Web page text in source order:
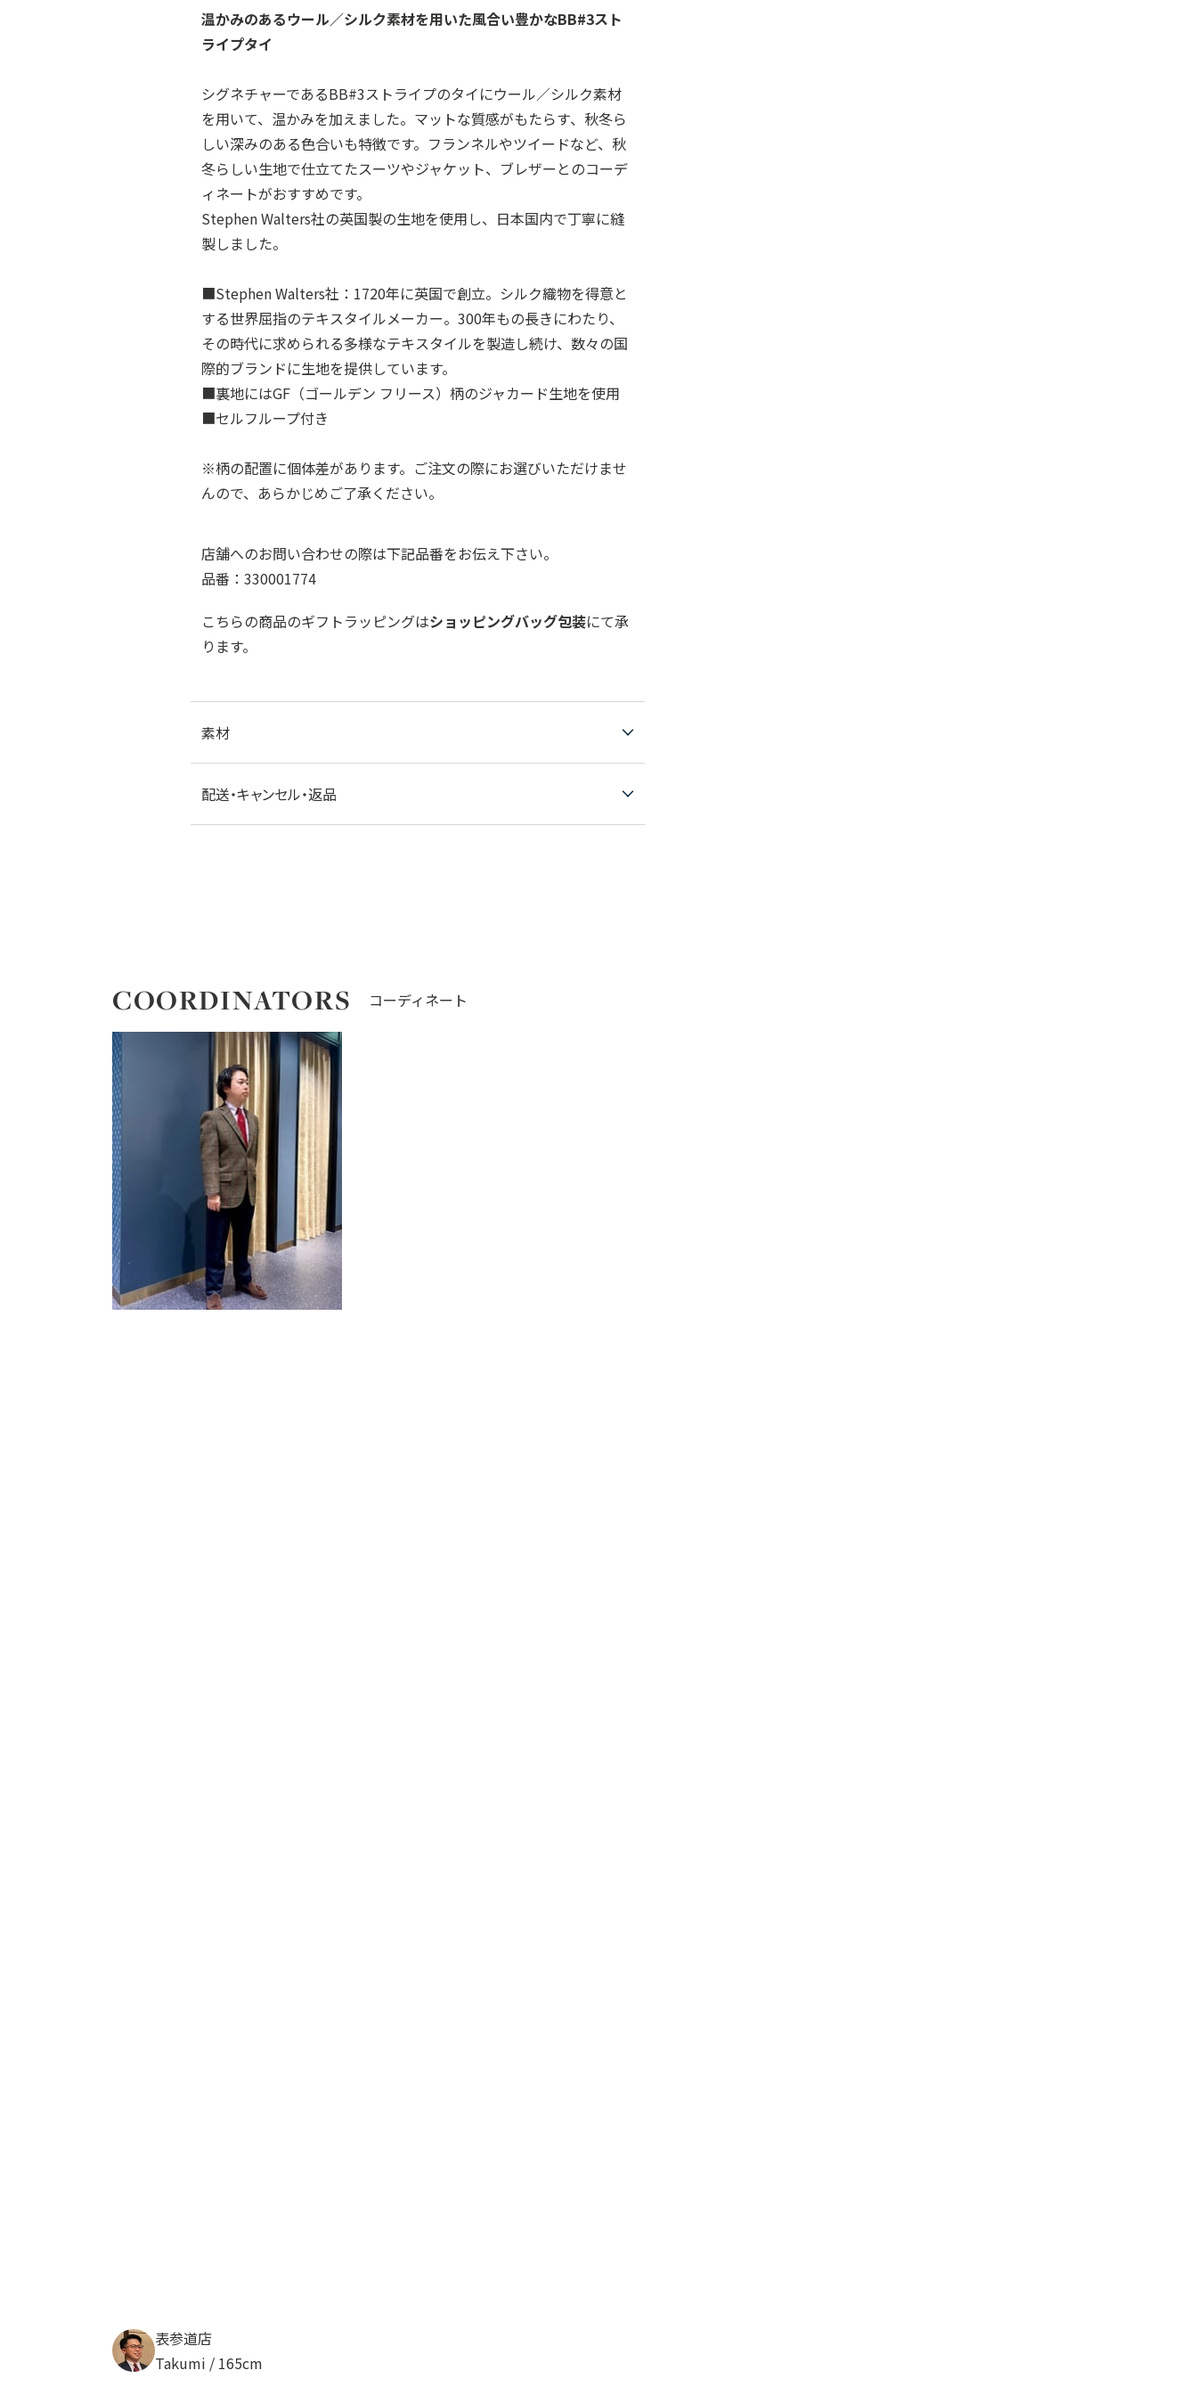
温かみのあるウール／シルク素材を用いた風合い豊かなBB#3スト
ライプタイ
シグネチャーであるBB#3ストライプのタイにウール／シルク素材
を用いて、温かみを加えました。マットな質感がもたらす、秋冬ら
しい深みのある色合いも特徴です。フランネルやツイードなど、秋
冬らしい生地で仕立てたスーツやジャケット、ブレザーとのコーデ
ィネートがおすすめです。
Stephen Walters社の英国製の生地を使用し、日本国内で丁寧に縫
製しました。
■Stephen Walters社：1720年に英国で創立。シルク織物を得意と
する世界屈指のテキスタイルメーカー。300年もの長きにわたり、
その時代に求められる多様なテキスタイルを製造し続け、数々の国
際的ブランドに生地を提供しています。
■裏地にはGF（ゴールデン フリース）柄のジャカード生地を使用
■セルフループ付き
※柄の配置に個体差があります。ご注文の際にお選びいただけませ
んので、あらかじめご了承ください。
店舗へのお問い合わせの際は下記品番をお伝え下さい。
品番：330001774
こちらの商品のギフトラッピングはショッピングバッグ包装にて承
ります。
素材
配送・キャンセル・返品
COORDINATORS コーディネート
表参道店
Takumi / 165cm